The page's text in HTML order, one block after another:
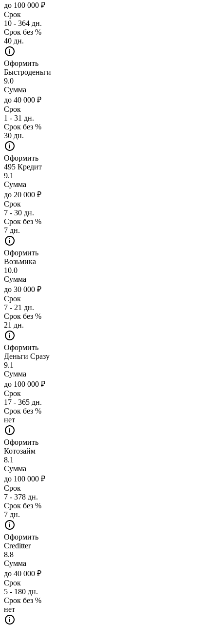
до 100 000 ₽
Срок
10 - 364 дн.
Срок без %
40 дн.
Оформить
Быстроденьги
9.0
Сумма
до 40 000 ₽
Срок
1 - 31 дн.
Срок без %
30 дн.
Оформить
495 Кредит
9.1
Сумма
до 20 000 ₽
Срок
7 - 30 дн.
Срок без %
7 дн.
Оформить
Возьмика
10.0
Сумма
до 30 000 ₽
Срок
7 - 21 дн.
Срок без %
21 дн.
Оформить
Деньги Сразу
9.1
Сумма
до 100 000 ₽
Срок
17 - 365 дн.
Срок без %
нет
Оформить
Котозайм
8.1
Сумма
до 100 000 ₽
Срок
7 - 378 дн.
Срок без %
7 дн.
Оформить
Creditter
8.8
Сумма
до 40 000 ₽
Срок
5 - 180 дн.
Срок без %
нет